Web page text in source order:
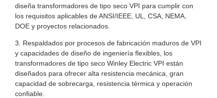
diseña transformadores de tipo seco VPI para cumplir con
los requisitos aplicables de ANSI/IEEE, UL, CSA, NEMA,
DOE y proyectos relacionados.
3. Respaldados por procesos de fabricación maduros de VPI
y capacidades de diseño de ingeniería flexibles, los
transformadores de tipo seco Winley Electric VPI están
diseñados para ofrecer alta resistencia mecánica, gran
capacidad de sobrecarga, resistencia térmica y operación
confiable.